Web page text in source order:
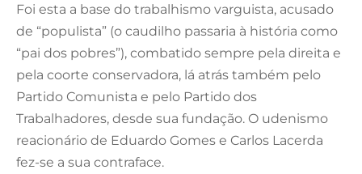
Foi esta a base do trabalhismo varguista, acusado
de “populista” (o caudilho passaria à história como
“pai dos pobres”), combatido sempre pela direita e
pela coorte conservadora, lá atrás também pelo
Partido Comunista e pelo Partido dos
Trabalhadores, desde sua fundação. O udenismo
reacionário de Eduardo Gomes e Carlos Lacerda
fez-se a sua contraface.